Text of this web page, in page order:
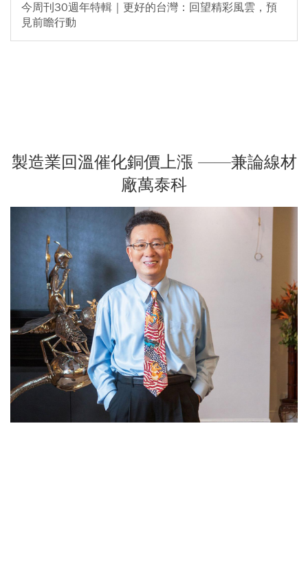
今周刊30週年特輯｜更好的台灣：回望精彩風雲，預
見前瞻行動
製造業回溫催化銅價上漲 ——兼論線材
廠萬泰科